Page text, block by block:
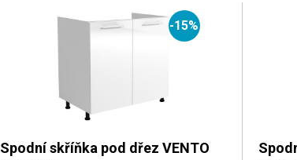
-15%
Spodní skříňka pod dřez VENTO